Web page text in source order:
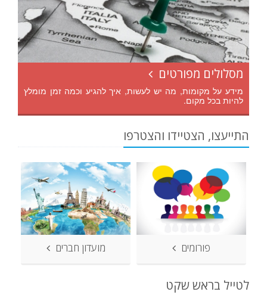
מסלולים מפורטים
מידע על מקומות, מה יש לעשות, איך להגיע וכמה זמן מומלץ
להיות בכל מקום.
התייעצו, הצטיידו והצטרפו
פורומים מועדון חברים
לטייל בראש שקט